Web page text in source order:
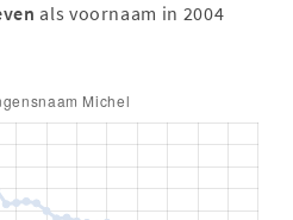
als voornaam in 2004